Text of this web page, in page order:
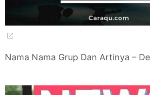
Nama Nama Grup Dan Artinya –